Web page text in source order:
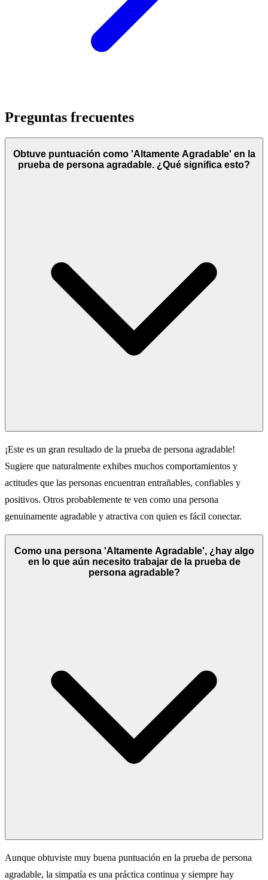
Preguntas frecuentes
Obtuve puntuación como 'Altamente Agradable' en la
prueba de persona agradable. ¿Qué significa esto?
¡Este es un gran resultado de la prueba de persona agradable!
Sugiere que naturalmente exhibes muchos comportamientos y
actitudes que las personas encuentran entrañables, confiables y
positivos. Otros probablemente te ven como una persona
genuinamente agradable y atractiva con quien es fácil conectar.
Como una persona 'Altamente Agradable', ¿hay algo
en lo que aún necesito trabajar de la prueba de
persona agradable?
Aunque obtuviste muy buena puntuación en la prueba de persona
agradable, la simpatía es una práctica continua y siempre hay